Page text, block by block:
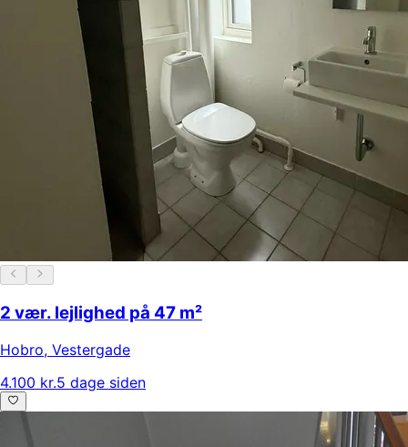
2 vær. lejlighed på 47 m²
Hobro, Vestergade
4.100 kr.5 dage siden